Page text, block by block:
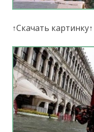
↑Скачать картинку↑